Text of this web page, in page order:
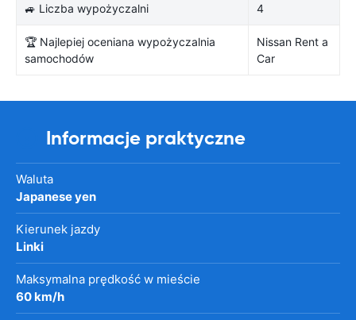
🚙 Liczba wypożyczalni 4
🏆 Najlepiej oceniana wypożyczalnia
samochodów
Nissan Rent a
Car
Informacje praktyczne
Waluta
Japanese yen
Kierunek jazdy
Linki
Maksymalna prędkość w mieście
60 km/h